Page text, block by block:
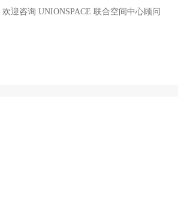
欢迎咨询 UNIONSPACE 联合空间中心顾问